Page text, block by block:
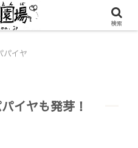
パイヤ
イヤも発芽！
検索